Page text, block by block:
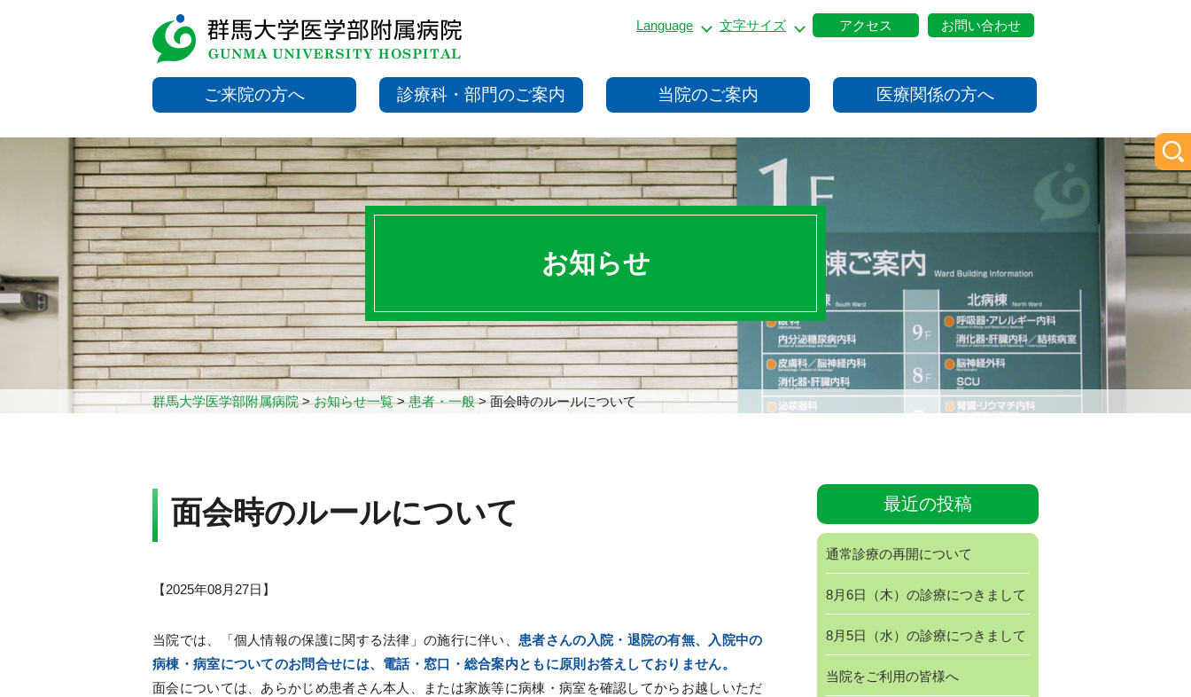
Language 文字サイズ アクセス お問い合わせ
ご来院の方へ 診療科・部門のご案内 当院のご案内 医療関係の方へ
お知らせ
群馬大学医学部附属病院>お知らせ一覧>患者・一般>面会時のルールについて
面会時のルールについて
【2025年08月27日 】
当院では、「個人情報の保護に関する法律」の施行に伴い、 患者さんの入院・退院の有無、入院中の
病棟・病室についてのお問合せには、電話・窓口・総合案内ともに原則お答えしておりません。
面会については、あらかじめ患者さん本人、または家族等に病棟・病室を確認してからお越しいただ
最近の投稿
通常診療の再開について
8月6日（木）の診療につきまして
8月5日（水）の診療につきまして
当院をご利用の皆様へ